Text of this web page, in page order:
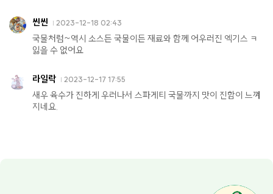
씬씬 2023-12-18 02:43
국물처럼~역시 소스든 국물이든 재료와 함께 어우러진 엑기스 ㅋ
잃을 수 없어요
라일락 2023-12-17 17:55
새우 육수가 진하게 우러나서 스파게티 국물까지 맛이 진함이 느껴
지네요.